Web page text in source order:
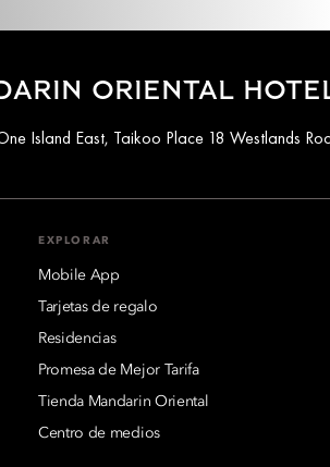
ORIENTAL
Island East, Taikoo Place 18 Westlands
EXPLORAR
Mobile App
Tarjetas de regalo
Residencias
Promesa de Mejor Tarifa
Tienda Mandarin Oriental
Centro de medios